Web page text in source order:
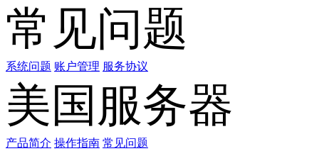
常见问题
系统问题 账户管理 服务协议
美国服务器
产品简介 操作指南 常见问题